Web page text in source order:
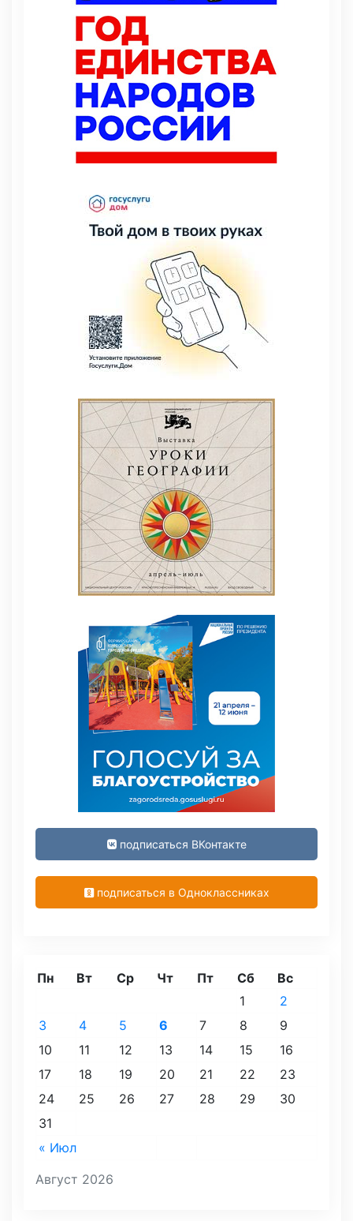
подписаться ВКонтакте
подписаться в Одноклассниках
Август 2026
Пн Вт Ср Чт Пт Сб Вс
« Июл
1
2
3
4 5 6 7 8
9
10
11 12 13 14 15
16
17
18 19 20 21 22
23
24
25 26 27 28 29
30
31